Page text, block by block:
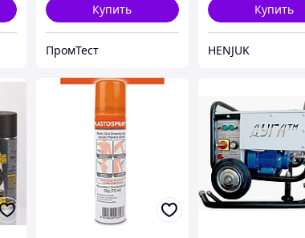
Купить
ПромТест
Купить
HENJUK